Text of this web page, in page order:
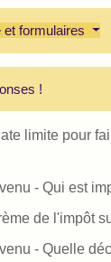
et formulaires
!
limite pour
- Qui est
de l'impôt
- Quelle